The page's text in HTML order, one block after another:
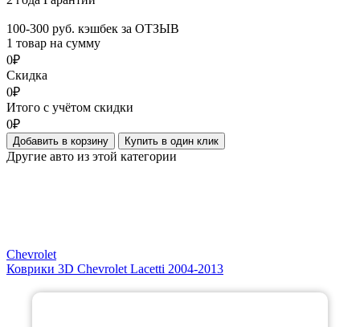
100-300 руб. кэшбек за ОТЗЫВ
1 товар на сумму
0₽
Скидка
0₽
Итого с учётом скидки
0₽
Добавить в корзину Купить в один клик
Другие авто из этой категории
Chevrolet
Коврики 3D Chevrolet Lacetti 2004-2013